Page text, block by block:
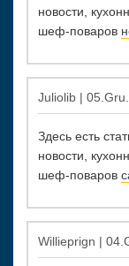
новости,
шеф-поваров
Juliolib |
Здесь есть
новости,
шеф-поваров
Willieprign |